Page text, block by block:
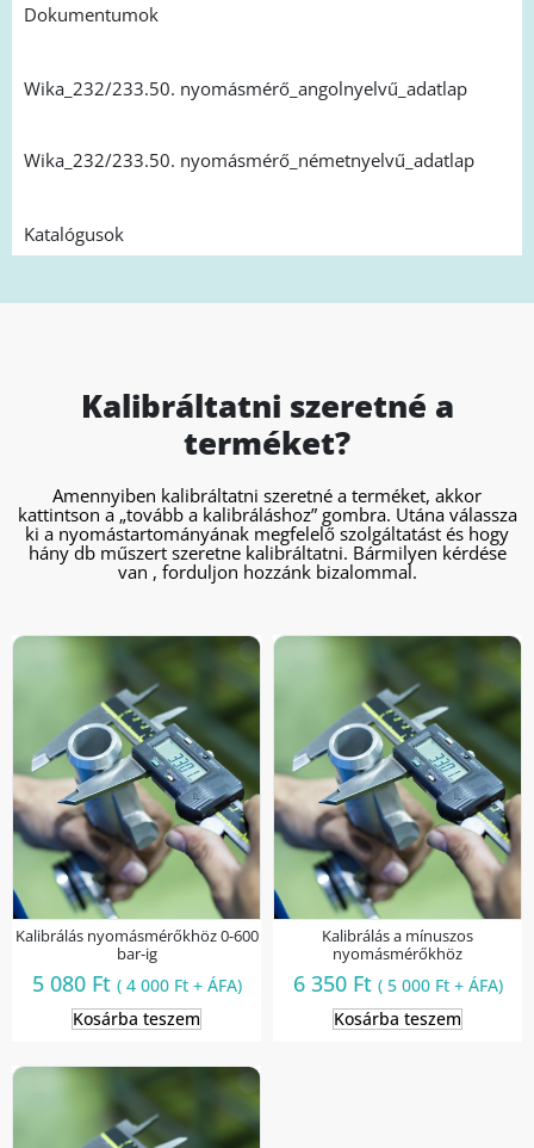
Dokumentumok
Wika_232/233.50. nyomásmérő_angolnyelvű_adatlap
Wika_232/233.50. nyomásmérő_németnyelvű_adatlap
Katalógusok
Kalibráltatni szeretné a
terméket?
Amennyiben kalibráltatni szeretné a terméket, akkor
kattintson a „tovább a kalibráláshoz” gombra. Utána válassza
ki a nyomástartományának megfelelő szolgáltatást és hogy
hány db műszert szeretne kalibráltatni. Bármilyen kérdése
van , forduljon hozzánk bizalommal.
Kalibrálás nyomásmérőkhöz 0-600
bar-ig
5 080 Ft ( 4 000 Ft+ ÁFA)
Kosárba teszem
Kalibrálás a mínuszos
nyomásmérőkhöz
6 350 Ft ( 5 000 Ft+ ÁFA)
Kosárba teszem